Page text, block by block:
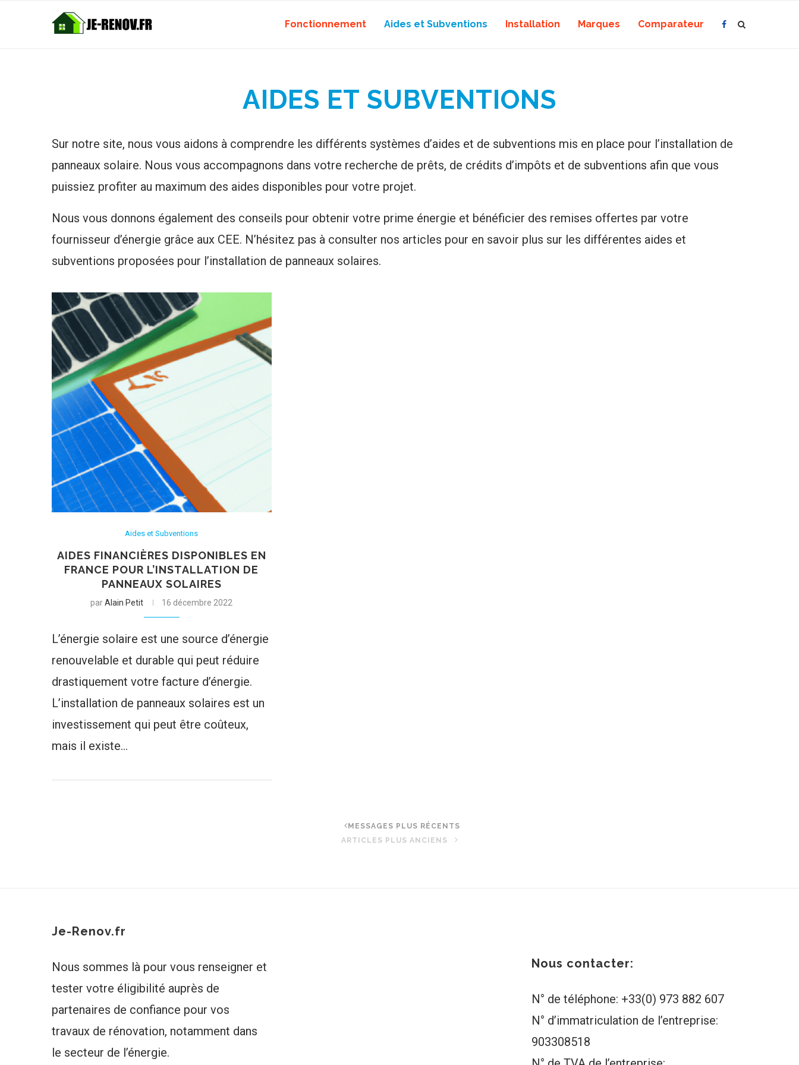
Fonctionnement Aides et Subventions Installation Marques Comparateur
AIDES ET SUBVENTIONS
Sur notre site, nous vous aidons à comprendre les différents systèmes d’aides et de subventions mis en place pour l’installation de
panneaux solaire. Nous vous accompagnons dans votre recherche de prêts, de crédits d’impôts et de subventions afin que vous
puissiez profiter au maximum des aides disponibles pour votre projet.
Nous vous donnons également des conseils pour obtenir votre prime énergie et bénéficier des remises offertes par votre
fournisseur d’énergie grâce aux CEE. N’hésitez pas à consulter nos articles pour en savoir plus sur les différentes aides et
subventions proposées pour l’installation de panneaux solaires.
Aides et Subventions
AIDES FINANCIÈRES DISPONIBLES EN
FRANCE POUR L’INSTALLATION DE
PANNEAUX SOLAIRES
parAlain Petit 16 décembre 2022
L’énergie solaire est une source d’énergie
renouvelable et durable qui peut réduire
drastiquement votre facture d’énergie.
L’installation de panneaux solaires est un
investissement qui peut être coûteux,
mais il existe…
MESSAGES PLUS RÉCENTS
ARTICLES PLUS ANCIENS
Je-Renov.fr
Nous sommes là pour vous renseigner et
tester votre éligibilité auprès de
partenaires de confiance pour vos
travaux de rénovation, notamment dans
le secteur de l’énergie.
Nous contacter:
N° de téléphone: +33(0) 973 882 607
N° d’immatriculation de l’entreprise:
903308518